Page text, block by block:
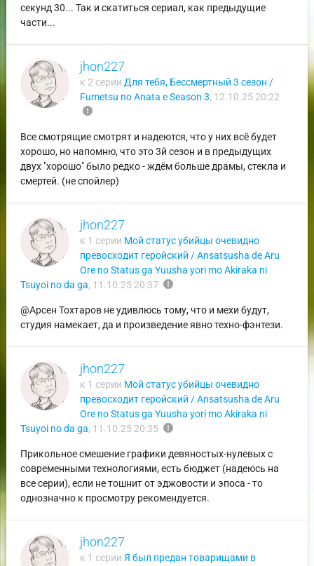
секунд 30... Так и скатиться сериал, как предыдущие
части...
jhon227
к 2 серии Для тебя, Бессмертный 3 сезон /
Fumetsu no Anata e Season 3, 12.10.25 20:22
report
Все смотрящие смотрят и надеются, что у них всё будет
хорошо, но напомню, что это 3й сезон и в предыдущих
двух "хорошо" было редко - ждём больше драмы, стекла и
смертей. (не спойлер)
jhon227
к 1 серии Мой статус убийцы очевидно
превосходит геройский / Ansatsusha de Aru
Ore no Status ga Yuusha yori mo Akiraka ni
Tsuyoi no da ga, 11.10.25 20:37 report
@Арсен Тохтаров не удивлюсь тому, что и мехи будут,
студия намекает, да и произведение явно техно-фэнтези.
jhon227
к 1 серии Мой статус убийцы очевидно
превосходит геройский / Ansatsusha de Aru
Ore no Status ga Yuusha yori mo Akiraka ni
Tsuyoi no da ga, 11.10.25 20:35 report
Прикольное смешение графики девяностых-нулевых с
современными технологиями, есть бюджет (надеюсь на
все серии), если не тошнит от эджовости и эпоса - то
однозначно к просмотру рекомендуется.
jhon227
к 1 серии Я был предан товарищами в